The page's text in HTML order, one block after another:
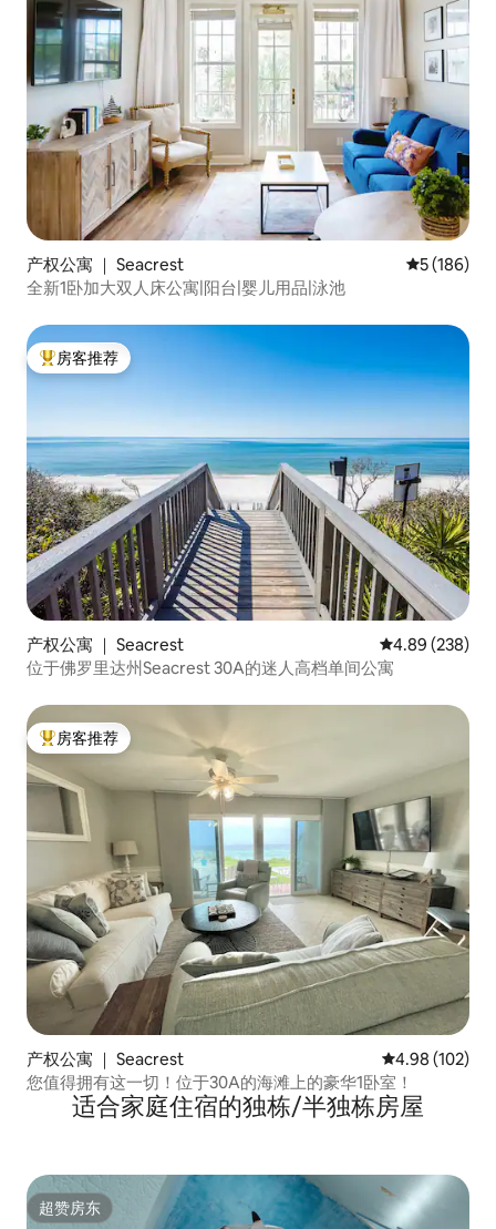
产权公寓 ｜ Seacrest 平均评分 5
5 (186)
全新1卧加大双人床公寓|阳台|婴儿用品|泳池
热门「房客推荐」
房客推荐
产权公寓 ｜ Seacrest 平均评分 4.89
4.89 (238)
位于佛罗里达州Seacrest 30A的迷人高档单间公寓
热门「房客推荐」
房客推荐
产权公寓 ｜ Seacrest 平均评分 4.98
4.98 (102)
您值得拥有这一切！位于30A的海滩上的豪华1卧室！
适合家庭住宿的独栋/半独栋房屋
超赞房东
超赞房东